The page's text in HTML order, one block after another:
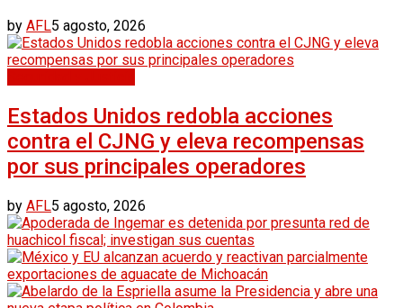
by AFL5 agosto, 2026
Estados Unidos redobla acciones
contra el CJNG y eleva recompensas
por sus principales operadores
by AFL5 agosto, 2026